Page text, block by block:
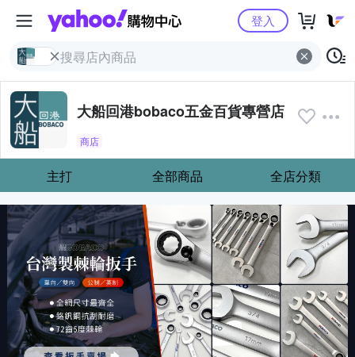
Yahoo購物中心
登入
大船回港bobaco五金百貨專營店
商店
主打 全部商品 全店分類